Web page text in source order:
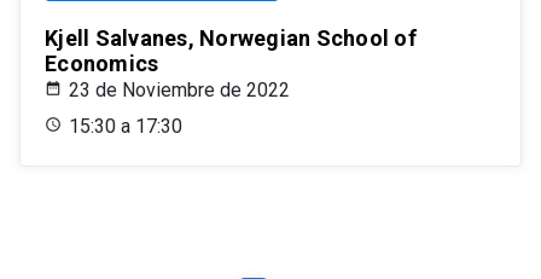
Kjell Salvanes, Norwegian School of
Economics
23 de Noviembre de 2022
15:30 a 17:30